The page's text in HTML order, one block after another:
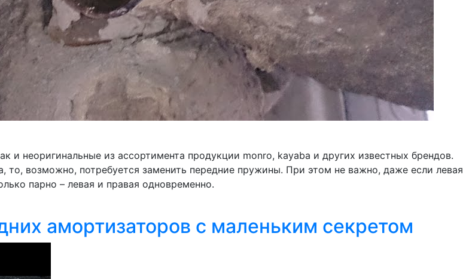
неоригинальные из ассортимента продукции monro, kayaba и других известных брендов.
то, возможно, потребуется заменить передние пружины. При этом не важно, даже если левая
парно – левая и правая одновременно.
амортизаторов с маленьким секретом